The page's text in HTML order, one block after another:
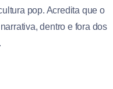
pop. Acredita que o
dentro e fora dos